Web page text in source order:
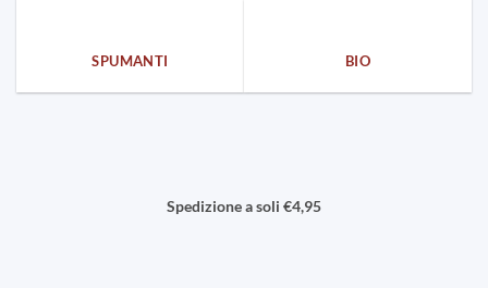
SPUMANTI BIO
Spedizione a soli €4,95